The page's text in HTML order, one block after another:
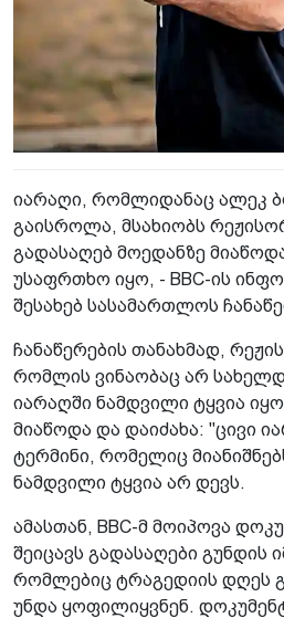
იარაღი, რომლიდანაც ალეკ
გაისროლა, მსახიობს
გადასაღებ მოედანზე
უსაფრთხო იყო, - BBC-ის
შესახებ სასამართლოს
ჩანაწერების თანახმად,
რომლის ვინაობაც არ
იარაღში ნამდვილი ტყვია
მიაწოდა და დაიძახა: "ცივი
ტერმინი, რომელიც
ნამდვილი ტყვია არ დევს.
ამასთან, BBC-მ მოიპოვა
შეიცავს გადასაღები გუნდის
რომლებიც ტრაგედიის დღეს
უნდა ყოფილიყვნენ.